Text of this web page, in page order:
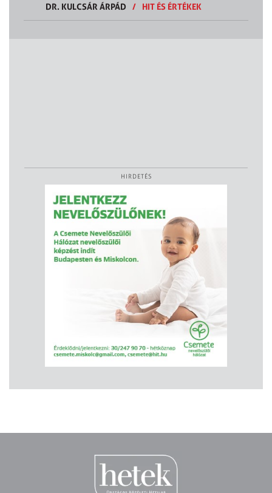
DR. KULCSÁR ÁRPÁD
/ HIT ÉS ÉRTÉKEK
HIRDETÉS